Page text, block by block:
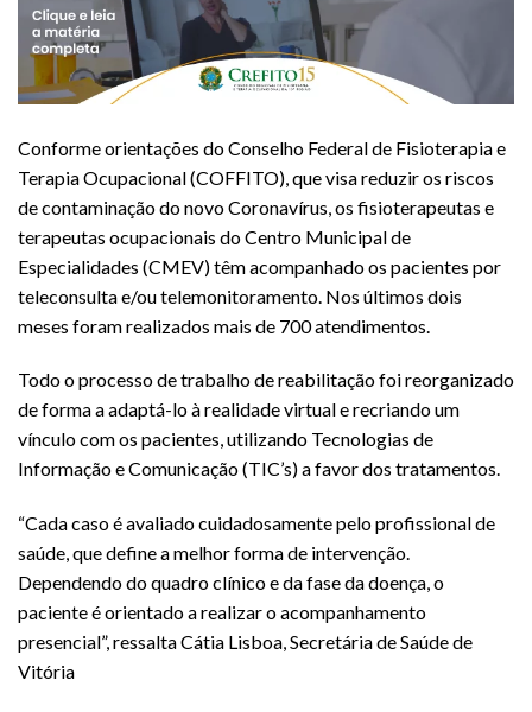
Conforme orientações do Conselho Federal de Fisioterapia e
Terapia Ocupacional (COFFITO), que visa reduzir os riscos
de contaminação do novo Coronavírus, os fisioterapeutas e
terapeutas ocupacionais do Centro Municipal de
Especialidades (CMEV) têm acompanhado os pacientes por
teleconsulta e/ou telemonitoramento. Nos últimos dois
meses foram realizados mais de 700 atendimentos.
Todo o processo de trabalho de reabilitação foi reorganizado
de forma a adaptá-lo à realidade virtual e recriando um
vínculo com os pacientes, utilizando Tecnologias de
Informação e Comunicação (TIC’s) a favor dos tratamentos.
“Cada caso é avaliado cuidadosamente pelo profissional de
saúde, que define a melhor forma de intervenção.
Dependendo do quadro clínico e da fase da doença, o
paciente é orientado a realizar o acompanhamento
presencial”, ressalta Cátia Lisboa, Secretária de Saúde de
Vitória